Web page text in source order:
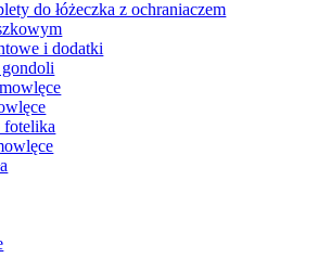
do łóżeczka z ochraniaczem
i dodatki
fotelika